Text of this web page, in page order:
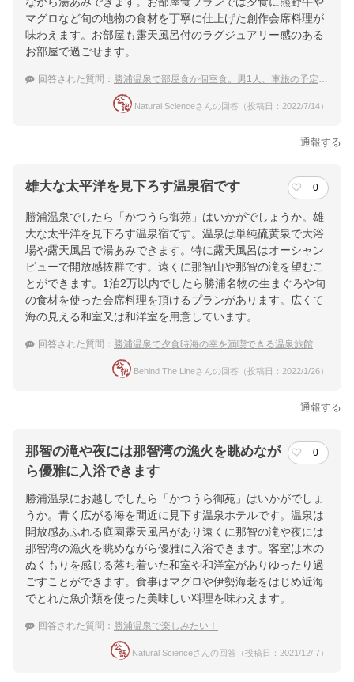
マグロなど旬の地物の食材を丁寧に仕上げた創作会席料理が
味わえます。お部屋も露天風呂付のラグジュアリー感のある
お部屋で過ごせます。
回答された質問： 勝浦温泉で部屋食か個室食。男1人、車旅の予定です。
Natural Scienceさんの回答（投稿日：2022/7/14）
通報する
雄大な太平洋を見下ろす温泉宿です 0
勝浦温泉でしたら「かつうら御苑」はいかがでしょうか。雄
大な太平洋を見下ろす温泉宿です。温泉は単純硫黄泉で大浴
場や露天風呂で湯あみできます。特に露天風呂はオーシャン
ビューで開放感抜群です。遠くに那智山や那智の滝を望むこ
とができます。1泊2万以内でしたら勝浦名物の生まぐろや旬
の食材を使った会席料理を頂けるプランがあります。広くて
海の見える和室又は和洋室を用意しています。
回答された質問： 勝浦温泉で夕食時海の幸を満喫できる温泉旅館を教えてほしい
Behind The Lineさんの回答（投稿日：2022/1/26）
通報する
那智の滝や夜には那智湾の漁火を眺めなが
ら優雅に入浴できます
0
勝浦温泉にお越しでしたら「かつうら御苑」はいかがでしょ
うか。青く広がる海を間近に見下す温泉ホテルです。温泉は
開放感あふれる庭園露天風呂があり遠くに那智の滝や夜には
那智湾の漁火を眺めながら優雅に入浴できます。客室は木の
ぬくもりを感じる落ち着いた和室や和洋室がありゆったり過
ごすことができます。食事はマグロや伊勢海老をはじめ近海
でとれた魚介類を使った美味しい料理を味わえます。
回答された質問： 勝浦温泉で楽しみたい！
Natural Scienceさんの回答（投稿日：2021/12/ 7）